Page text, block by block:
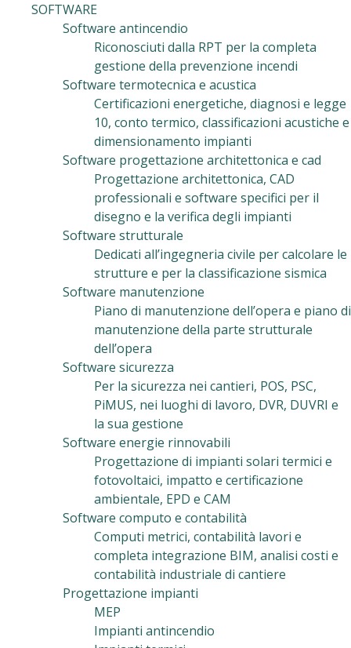
SOFTWARE
Software antincendio
Riconosciuti dalla RPT per la completa
gestione della prevenzione incendi
Software termotecnica e acustica
Certificazioni energetiche, diagnosi e legge
10, conto termico, classificazioni acustiche e
dimensionamento impianti
Software progettazione architettonica e cad
Progettazione architettonica, CAD
professionali e software specifici per il
disegno e la verifica degli impianti
Software strutturale
Dedicati all’ingegneria civile per calcolare le
strutture e per la classificazione sismica
Software manutenzione
Piano di manutenzione dell’opera e piano di
manutenzione della parte strutturale
dell’opera
Software sicurezza
Per la sicurezza nei cantieri, POS, PSC,
PiMUS, nei luoghi di lavoro, DVR, DUVRI e
la sua gestione
Software energie rinnovabili
Progettazione di impianti solari termici e
fotovoltaici, impatto e certificazione
ambientale, EPD e CAM
Software computo e contabilità
Computi metrici, contabilità lavori e
completa integrazione BIM, analisi costi e
contabilità industriale di cantiere
Progettazione impianti
MEP
Impianti antincendio